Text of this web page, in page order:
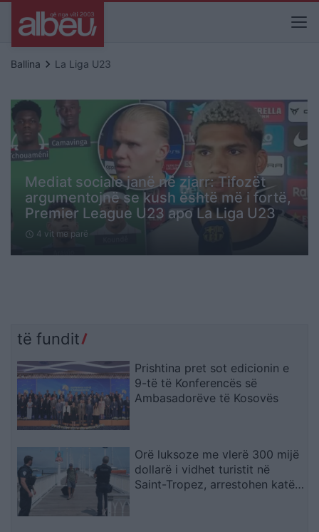
Ballina keyboard_arrow_right La Liga U23
Mediat sociale janë në zjarr: Tifozët
argumentojnë se kush është më i fortë,
Premier League U23 apo La Liga U23
schedule 4 vit me parë
të fundit
Prishtina pret sot edicionin e
9-të të Konferencës së
Ambasadorëve të Kosovës
Orë luksoze me vlerë 300 mijë
dollarë i vidhet turistit në
Saint-Tropez, arrestohen katër